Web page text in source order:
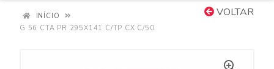
VOLTAR
INÍCIO
G 56 CTA PR 295X141 C/TP CX C/50